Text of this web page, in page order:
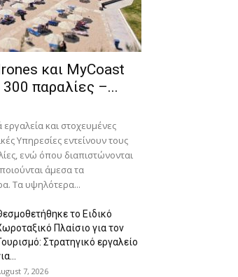
και MyCoast
παραλίες –...
και στοχευμένες
Υπηρεσίες εντείνουν τους
ενώ όπου διαπιστώνονται
άμεσα τα
Τα υψηλότερα...
το Ειδικό
Πλαίσιο για τον
Στρατηγικό εργαλείο
7, 2026